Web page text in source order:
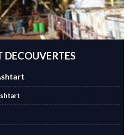
DECOUVERTES